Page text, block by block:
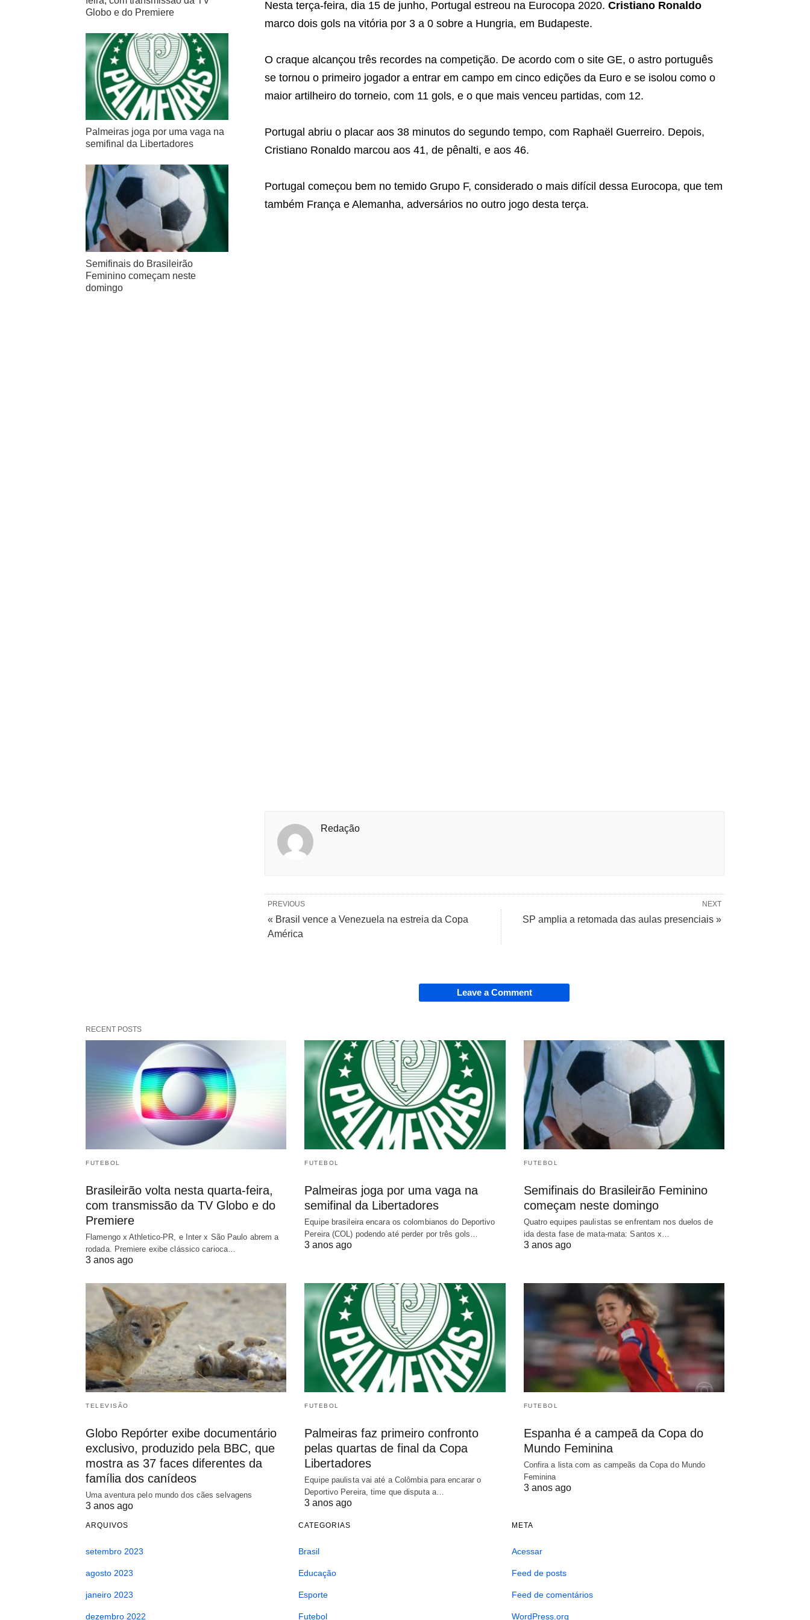
Nesta terça-feira, dia 15 de junho, Portugal estreou na Eurocopa 2020. Cristiano Ronaldo
marco dois gols na vitória por 3 a 0 sobre a Hungria, em Budapeste.
O craque alcançou três recordes na competição. De acordo com o site GE, o astro português
se tornou o primeiro jogador a entrar em campo em cinco edições da Euro e se isolou como o
maior artilheiro do torneio, com 11 gols, e o que mais venceu partidas, com 12.
Portugal abriu o placar aos 38 minutos do segundo tempo, com Raphaël Guerreiro. Depois,
Cristiano Ronaldo marcou aos 41, de pênalti, e aos 46.
Portugal começou bem no temido Grupo F, considerado o mais difícil dessa Eurocopa, que tem
também França e Alemanha, adversários no outro jogo desta terça.
Redação
NEXT
SP amplia a retomada das aulas presenciais »
PREVIOUS
« Brasil vence a Venezuela na estreia da Copa
América
Leave a Comment
Globo e do Premiere
Palmeiras joga por uma vaga na
semifinal da Libertadores
Semifinais do Brasileirão
Feminino começam neste
domingo
RECENT POSTS
FUTEBOL
Brasileirão volta nesta quarta-feira,
com transmissão da TV Globo e do
Premiere
Flamengo x Athletico-PR, e Inter x São Paulo abrem a
rodada. Premiere exibe clássico carioca…
3 anos ago
FUTEBOL
Palmeiras joga por uma vaga na
semifinal da Libertadores
Equipe brasileira encara os colombianos do Deportivo
Pereira (COL) podendo até perder por três gols…
3 anos ago
FUTEBOL
Semifinais do Brasileirão Feminino
começam neste domingo
Quatro equipes paulistas se enfrentam nos duelos de
ida desta fase de mata-mata: Santos x…
3 anos ago
TELEVISÃO
Globo Repórter exibe documentário
exclusivo, produzido pela BBC, que
mostra as 37 faces diferentes da
família dos canídeos
Uma aventura pelo mundo dos cães selvagens
3 anos ago
FUTEBOL
Palmeiras faz primeiro confronto
pelas quartas de final da Copa
Libertadores
Equipe paulista vai até a Colômbia para encarar o
Deportivo Pereira, time que disputa a…
3 anos ago
FUTEBOL
Espanha é a campeã da Copa do
Mundo Feminina
Confira a lista com as campeãs da Copa do Mundo
Feminina
3 anos ago
ARQUIVOS
setembro 2023
agosto 2023
janeiro 2023
dezembro 2022
CATEGORIAS
Brasil
Educação
Esporte
Futebol
META
Acessar
Feed de posts
Feed de comentários
WordPress.org